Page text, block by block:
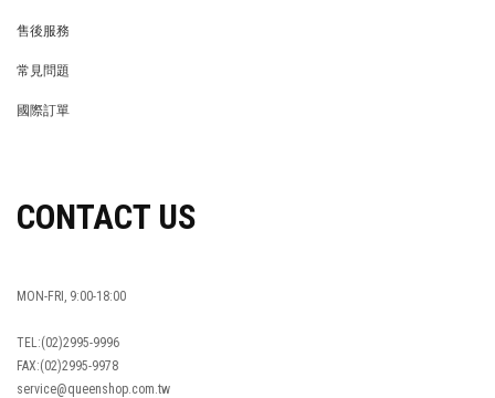
售後服務
常見問題
國際訂單
CONTACT US
MON-FRI, 9:00-18:00
TEL:(02)2995-9996
FAX:(02)2995-9978
service@queenshop.com.tw